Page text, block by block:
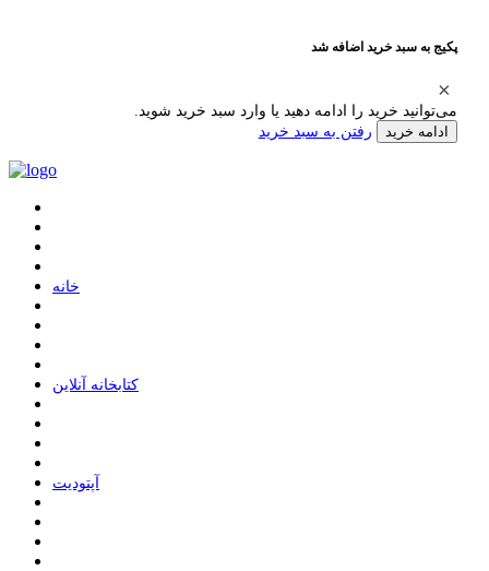
پکیج به سبد خرید اضافه شد
می‌توانید خرید را ادامه دهید یا وارد سبد خرید شوید.
ادامه خرید رفتن به سبد خرید
ﺧﺎﻧﻪ
ﮐﺘﺎﺑﺨﺎﻧﻪ ﺁﻧﻼﯾﻦ
ﺁﭘﺘﻮﺩﯾﺖ